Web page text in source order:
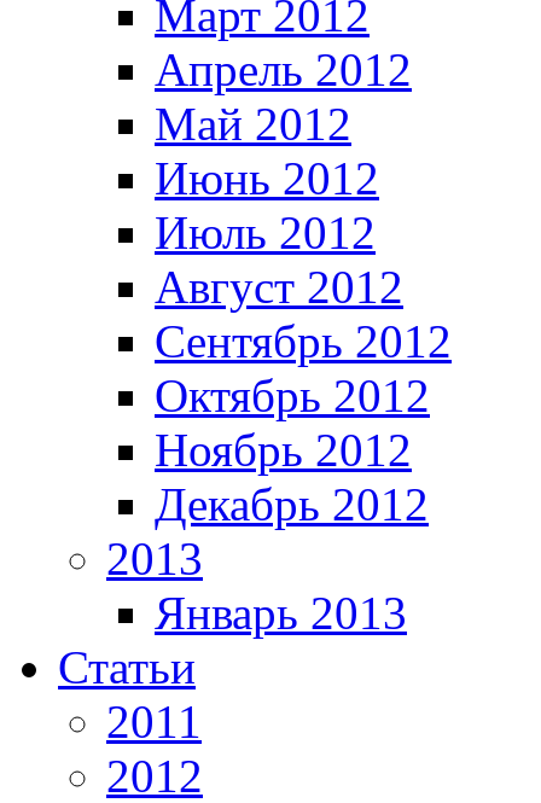
Март 2012
Апрель 2012
Май 2012
Июнь 2012
Июль 2012
Август 2012
Сентябрь 2012
Октябрь 2012
Ноябрь 2012
Декабрь 2012
2013
Январь 2013
Статьи
2011
2012